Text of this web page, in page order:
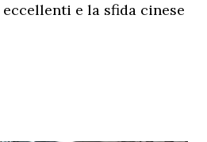
e la sfida cinese